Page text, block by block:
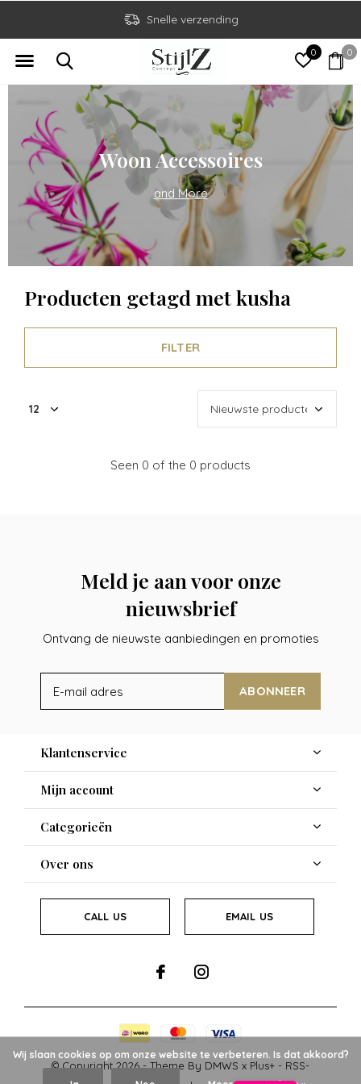
0 0
Snelle verzending
Woon Accessoires
and More
Producten getagd met kusha
FILTER
Seen 0 of the 0 products
Meld je aan voor onze
nieuwsbrief
Ontvang de nieuwste aanbiedingen en promoties
ABONNEER
Klantenservice
Mijn account
Categorieën
Over ons
CALL US EMAIL US
© Copyright2026- Theme By DMWS x Plus+ - RSS-
Wij slaan cookies op om onze website te verbeteren. Is dat akkoord?